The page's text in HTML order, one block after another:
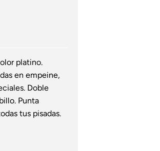
platino.
en empeine,
Doble
Punta
tus pisadas.